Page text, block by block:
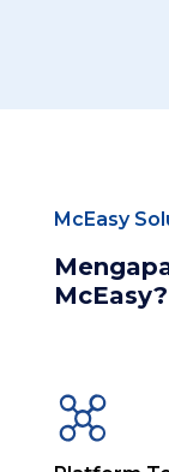
McEasy
McEasy?​